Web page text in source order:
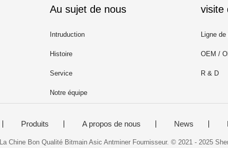
Au sujet de nous
Intruduction
Histoire
Service
Notre équipe
visite
Ligne
OEM /
R & D
Produits A propos de nous News
La Chine Bon Qualité Bitmain Asic Antminer Fournisseur. © 2021 - 2025